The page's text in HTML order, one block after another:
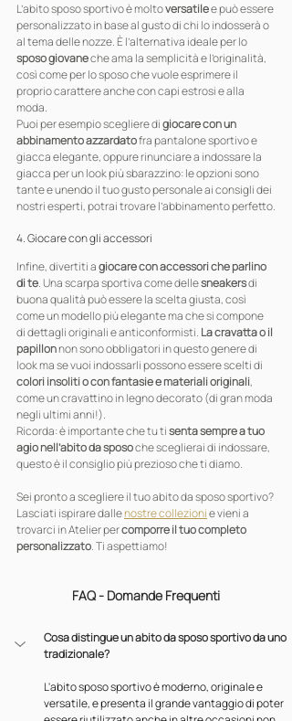
L’abito sposo sportivo è molto versatile e può essere
personalizzato in base al gusto di chi lo indosserà o
al tema delle nozze. È l’alternativa ideale per lo
sposo giovane che ama la semplicità e l’originalità,
così come per lo sposo che vuole esprimere il
proprio carattere anche con capi estrosi e alla
moda.
Puoi per esempio scegliere di giocare con un
abbinamento azzardato fra pantalone sportivo e
giacca elegante, oppure rinunciare a indossare la
giacca per un look più sbarazzino: le opzioni sono
tante e unendo il tuo gusto personale ai consigli dei
nostri esperti, potrai trovare l’abbinamento perfetto.
4. Giocare con gli accessori
Infine, divertiti a giocare con accessori che parlino
di te. Una scarpa sportiva come delle sneakers di
buona qualità può essere la scelta giusta, così
come un modello più elegante ma che si compone
di dettagli originali e anticonformisti. La cravatta o il
papillon non sono obbligatori in questo genere di
look ma se vuoi indossarli possono essere scelti di
colori insoliti o con fantasie e materiali originali,
come un cravattino in legno decorato (di gran moda
negli ultimi anni!).
Ricorda: è importante che tu ti senta sempre a tuo
agio nell’abito da sposo che sceglierai di indossare,
questo è il consiglio più prezioso che ti diamo.
Sei pronto a scegliere il tuo abito da sposo sportivo?
Lasciati ispirare dalle nostre collezioni e vieni a
trovarci in Atelier per comporre il tuo completo
personalizzato. Ti aspettiamo!
FAQ - Domande Frequenti
Cosa distingue un abito da sposo sportivo da uno
tradizionale?
L'abito sposo sportivo è moderno, originale e
versatile, e presenta il grande vantaggio di poter